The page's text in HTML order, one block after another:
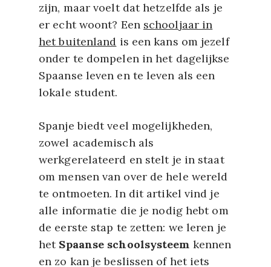
zijn, maar voelt dat hetzelfde als je
er echt woont? Een schooljaar in
het buitenland is een kans om jezelf
onder te dompelen in het dagelijkse
Spaanse leven en te leven als een
lokale student.
Spanje biedt veel mogelijkheden,
zowel academisch als
werkgerelateerd en stelt je in staat
om mensen van over de hele wereld
te ontmoeten. In dit artikel vind je
alle informatie die je nodig hebt om
de eerste stap te zetten: we leren je
het Spaanse schoolsysteem kennen
en zo kan je beslissen of het iets